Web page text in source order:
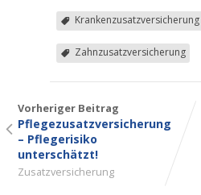
Krankenzusatzversicherung
Zahnzusatzversicherung
Vorheriger Beitrag
Pflegezusatzversicherung
– Pflegerisiko
unterschätzt!
Zusatzversicherung